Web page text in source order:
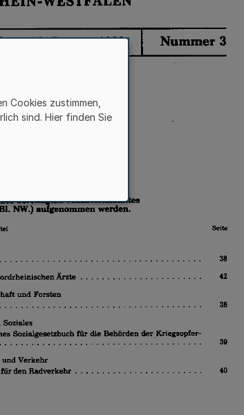
Cookies zustimmen,
sind. Hier finden Sie